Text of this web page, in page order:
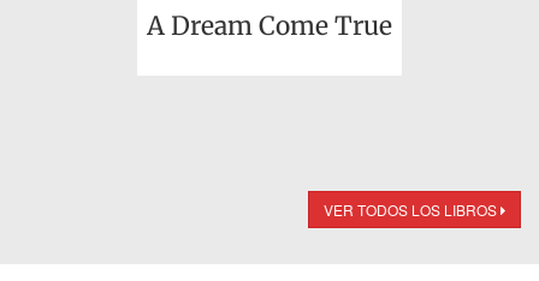
A Dream Come True
VER TODOS LOS LIBROS